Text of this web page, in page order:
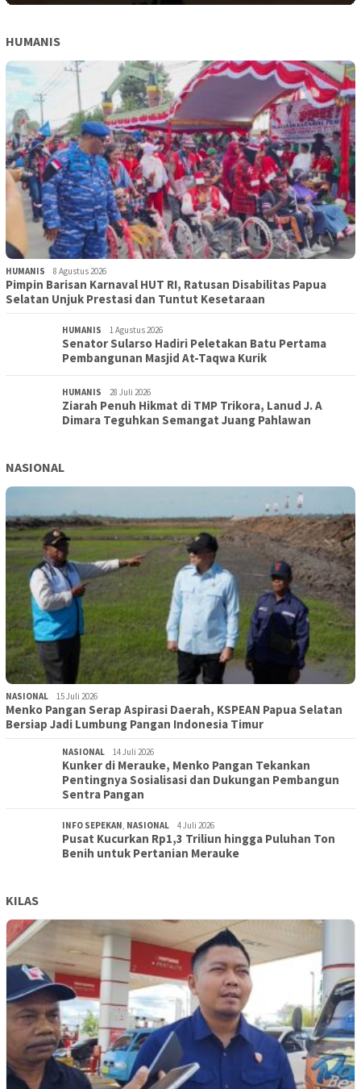
HUMANIS
HUMANIS 8 Agustus 2026
Pimpin Barisan Karnaval HUT RI, Ratusan Disabilitas Papua
Selatan Unjuk Prestasi dan Tuntut Kesetaraan
HUMANIS 1 Agustus 2026
Senator Sularso Hadiri Peletakan Batu Pertama
Pembangunan Masjid At-Taqwa Kurik
HUMANIS 28 Juli 2026
Ziarah Penuh Hikmat di TMP Trikora, Lanud J. A
Dimara Teguhkan Semangat Juang Pahlawan
NASIONAL
NASIONAL 15 Juli 2026
Menko Pangan Serap Aspirasi Daerah, KSPEAN Papua Selatan
Bersiap Jadi Lumbung Pangan Indonesia Timur
NASIONAL 14 Juli 2026
Kunker di Merauke, Menko Pangan Tekankan
Pentingnya Sosialisasi dan Dukungan Pembangun
Sentra Pangan
INFO SEPEKAN, NASIONAL 4 Juli 2026
Pusat Kucurkan Rp1,3 Triliun hingga Puluhan Ton
Benih untuk Pertanian Merauke
KILAS